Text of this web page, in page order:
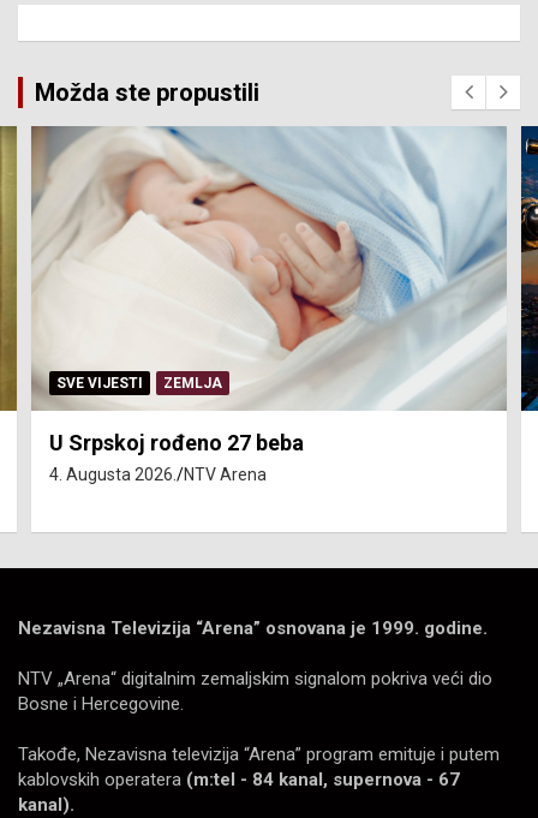
Možda ste propustili
SERVISNE INFORMACIJE
Isključenja vode – utorak 4. avgust
4. Augusta 2026. NTV Arena
Nezavisna Televizija “Arena” osnovana je 1999. godine.
NTV „Arena“ digitalnim zemaljskim signalom pokriva veći dio
Bosne i Hercegovine.
Takođe, Nezavisna televizija “Arena” program emituje i putem
kablovskih operatera (m:tel - 84 kanal, supernova - 67
kanal).